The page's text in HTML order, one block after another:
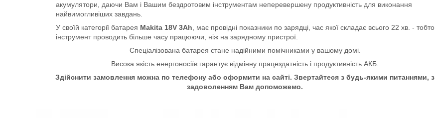
акумулятори, даючи Вам і Вашим бездротовим інструментам неперевершену продуктивність для виконання
найвимогливіших завдань.
У своїй категорії батарея Makita 18V 3Ah , має провідні показники по зарядці, час якої складає всього 22 хв. - тобто
інструмент проводить більше часу працюючи, ніж на зарядному пристрої.
Спеціалізована батарея стане надійними помічниками у вашому домі.
Висока якість енергоносіїв гарантує відмінну працездатність і продуктивність АКБ.
Здійснити замовлення можна по телефону або оформити на сайті. Звертайтеся з будь-якими питаннями, з
задоволенням Вам допоможемо.